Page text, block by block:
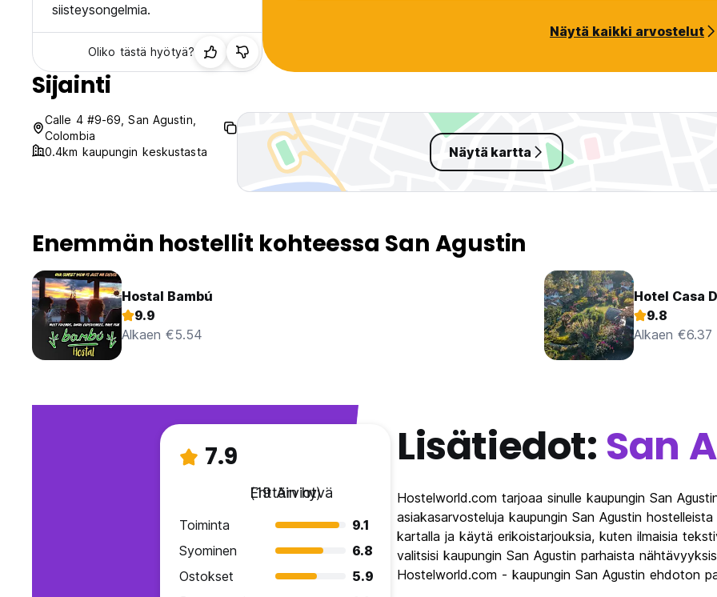
siisteysongelmia.
Oliko tästä hyötyä?
Näytä kaikki arvostelut
Sijainti
Calle 4 #9-69, San Agustin,
Colombia
0.4km kaupungin keskustasta
Näytä kartta
Enemmän hostellit kohteessa San Agustin
Hostal Bambú
9.9
Alkaen €5.54
Hotel Casa
9.8
Alkaen €6.37
7.9
Erittäin hyvä
(19 Arviot)
Toiminta
9.1
Syominen
6.8
Ostokset
5.9
Lisätiedot: San
Hostelworld.com tarjoaa sinulle kaupungin San
asiakasarvosteluja kaupungin San Agustin
kartalla ja käytä erikoistarjouksia, kuten ilmaisia
valitsisi kaupungin San Agustin parhaista
Hostelworld.com - kaupungin San Agustin ehdoton